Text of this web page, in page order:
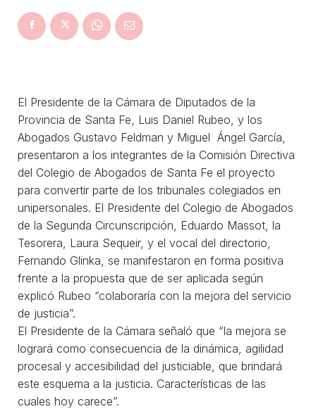
El Presidente de la Cámara de Diputados de la
Provincia de Santa Fe, Luis Daniel Rubeo, y los
Abogados Gustavo Feldman y Miguel Ángel García,
presentaron a los integrantes de la Comisión Directiva
del Colegio de Abogados de Santa Fe el proyecto
para convertir parte de los tribunales colegiados en
unipersonales. El Presidente del Colegio de Abogados
de la Segunda Circunscripción, Eduardo Massot, la
Tesorera, Laura Sequeir, y el vocal del directorio,
Fernando Glinka, se manifestaron en forma positiva
frente a la propuesta que de ser aplicada según
explicó Rubeo “colaboraría con la mejora del servicio
de justicia”.
El Presidente de la Cámara señaló que “la mejora se
logrará como consecuencia de la dinámica, agilidad
procesal y accesibilidad del justiciable, que brindará
este esquema a la justicia. Características de las
cuales hoy carece”.